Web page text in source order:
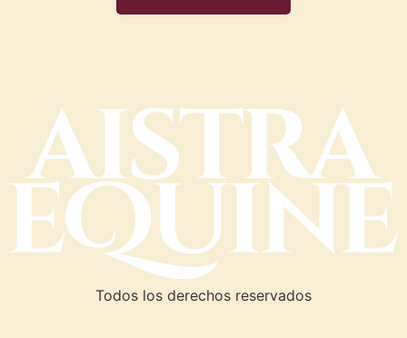
Todos los derechos reservados